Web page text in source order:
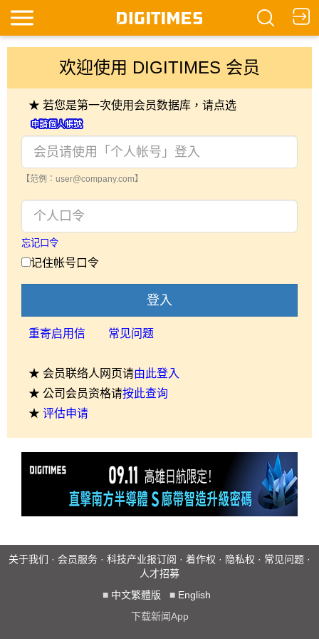
欢迎使用 DIGITIMES 会员
★ 若您是第一次使用会员数据库，请点选
【范例：user@company.com】
忘记口令
记住帐号口令
登入
重寄启用信 常见问题
★ 会员联络人网页请由此登入
★ 公司会员资格请按此查询
★ 评估申请
关于我们 · 会员服务 · 科技产业报订阅 · 着作权 · 隐私权 · 常见问题 ·
人才招募
■ 中文繁體版 ■ English
下载新闻App